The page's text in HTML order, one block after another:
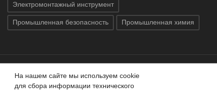
Электромонтажный инструмент
Промышленная безопасность Промышленная химия
Все права защищены © 2020 ГК «Индатэк»
защищены.Использование материалов с сайта запрещено.
На нашем сайте мы используем cookie
для сбора информации технического